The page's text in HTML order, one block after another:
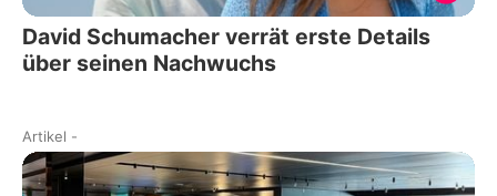
David Schumacher verrät erste Details
über seinen Nachwuchs
Artikel -